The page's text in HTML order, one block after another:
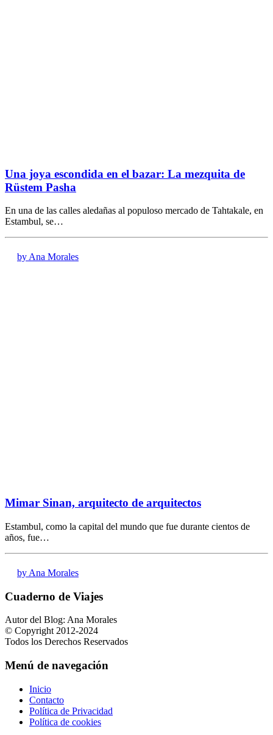
Una joya escondida en el bazar: La mezquita de
Rüstem Pasha
En una de las calles aledañas al populoso mercado de Tahtakale, en
Estambul, se…
by Ana Morales
Mimar Sinan, arquitecto de arquitectos
Estambul, como la capital del mundo que fue durante cientos de
años, fue…
by Ana Morales
Cuaderno de Viajes
Autor del Blog: Ana Morales
© Copyright 2012-2024
Todos los Derechos Reservados
Menú de navegación
Inicio
Contacto
Política de Privacidad
Política de cookies